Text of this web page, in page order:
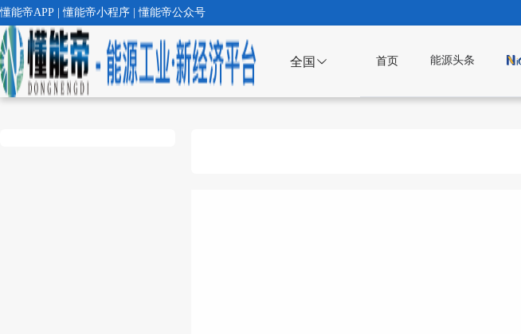
懂能帝APP | 懂能帝小程序 | 懂能帝公众号
全国 首页 能源头条